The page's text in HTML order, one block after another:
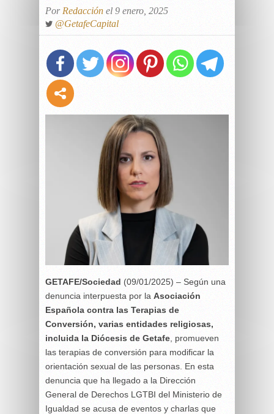
Por Redacción el 9 enero, 2025
@GetafeCapital
GETAFE/Sociedad (09/01/2025) – Según una
denuncia interpuesta por la Asociación
Española contra las Terapias de
Conversión, varias entidades religiosas,
incluida la Diócesis de Getafe , promueven
las terapias de conversión para modificar la
orientación sexual de las personas. En esta
denuncia que ha llegado a la Dirección
General de Derechos LGTBI del Ministerio de
Igualdad se acusa de eventos y charlas que